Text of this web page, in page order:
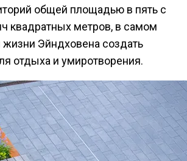
общей площадью в пять с
квадратных метров, в самом
жизни Эйндховена создать
отдыха и умиротворения.